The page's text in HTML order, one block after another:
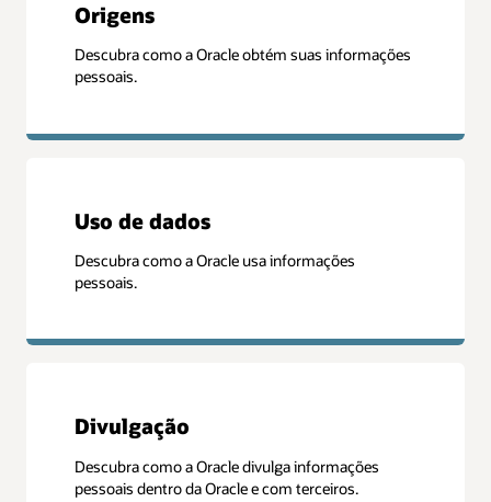
Origens
Descubra como a Oracle obtém suas informações
pessoais.
Uso de dados
Descubra como a Oracle usa informações
pessoais.
Divulgação
Descubra como a Oracle divulga informações
pessoais dentro da Oracle e com terceiros.